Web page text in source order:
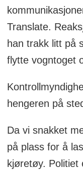
Translate.
han trakk litt på
flytte vogntoget
hengeren på
Da vi snakket
på plass for å
kjøretøy.